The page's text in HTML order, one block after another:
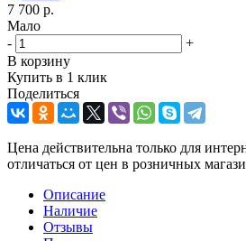
7 700 р.
Мало
-
+
В корзину
Купить в 1 клик
Поделиться
Цена действительна только для
отличаться от цен в розничных
Описание
Наличие
Отзывы